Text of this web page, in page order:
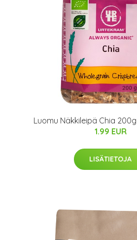
Luomu Näkkileipä Chia
1.99 EUR
LISÄTIETOJA